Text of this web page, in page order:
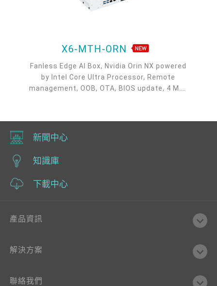
X6-MTH-ORN
Fanless Edge AI Box, Nvidia Orin NX powered
by Intel Core Ultra Processor, Remote
management, OOB, OTA, BIOS update, 4 M.2,
新聞中心
知識庫
下載中心
產品資訊
解決方案
聯絡我們